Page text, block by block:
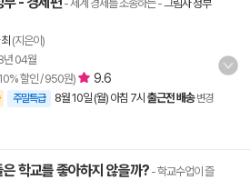
- 세계 경제를 조종하는-그림자 정부
(지은이)
04월
할인 / 950원) 9.6
주말특급 8월 10일 (월) 아침 7시 출근전 배송 변경
은 학교를 좋아하지 않을까? - 학교수업이 즐